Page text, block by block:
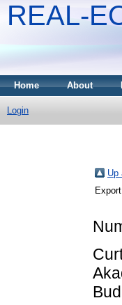
REAL-
Home About
Login
Up